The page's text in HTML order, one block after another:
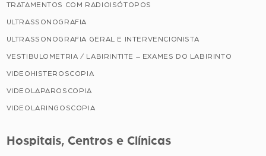
TRATAMENTOS COM RADIOISÓTOPOS
ULTRASSONOGRAFIA
ULTRASSONOGRAFIA GERAL E INTERVENCIONISTA
VESTIBULOMETRIA / LABIRINTITE – EXAMES DO LABIRINTO
VIDEOHISTEROSCOPIA
VIDEOLAPAROSCOPIA
VIDEOLARINGOSCOPIA
Hospitais, Centros e Clínicas